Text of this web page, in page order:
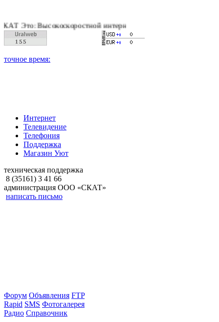
Высокоскоростной интернет, качественное цифровое и
Интернет
Телевидение
Телефония
Поддержка
Магазин Уют
техническая поддержка
8 (35161) 3 41 66
администрация ООО «СКАТ»
написать письмо
Форум Объявления FTP
Rapid SMS Фотогалерея
Радио Справочник